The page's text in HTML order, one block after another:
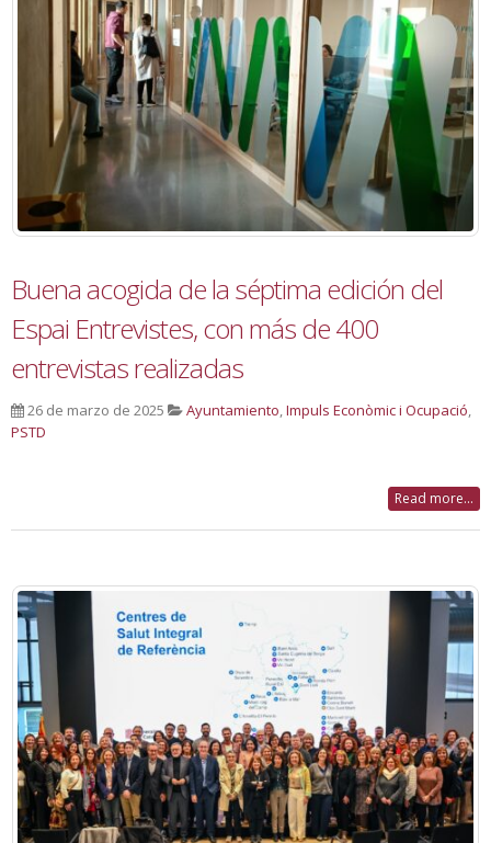
Buena acogida de la séptima edición del
Espai Entrevistes, con más de 400
entrevistas realizadas
26 de marzo de 2025 Ayuntamiento Impuls Econòmic i Ocupació
PSTD
Read more...